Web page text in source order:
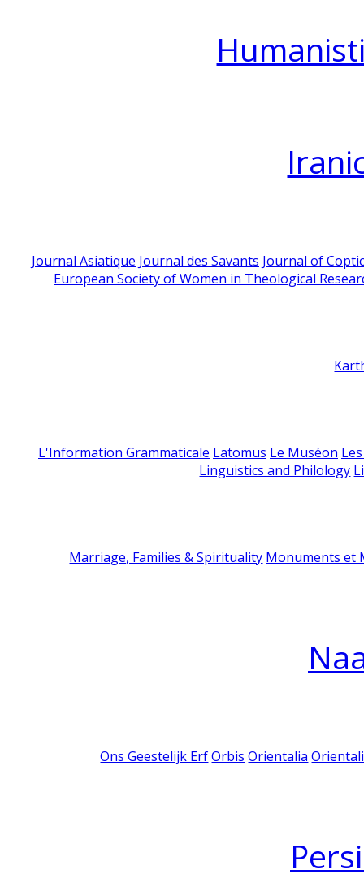
Journal Asiatique Journal des Savants Journal of
European Society of Women in Theological
L'Information Grammaticale Latomus Le Muséon
Linguistics and Philology
Marriage, Families & Spirituality Monuments et
Ons Geestelijk Erf Orbis Orientalia